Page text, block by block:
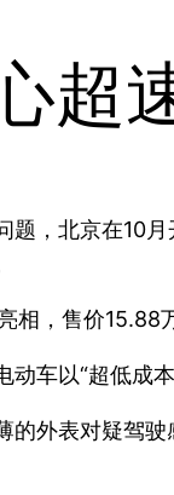
超
题，北京在10
相，售价15.88
动车以“超低成
的外表对疑驾